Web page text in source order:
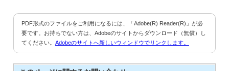
PDF形式のファイルをご利用になるには、「Adobe(R) Reader(R)」が必
要です。お持ちでない方は、Adobeのサイトからダウンロード（無償）し
てください。 Adobeのサイトへ新しいウィンドウでリンクします。